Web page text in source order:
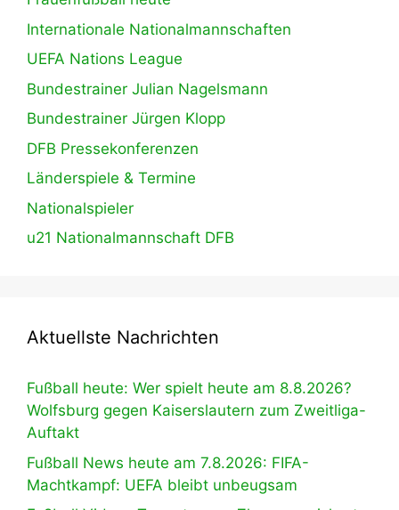
Internationale Nationalmannschaften
UEFA Nations League
Bundestrainer Julian Nagelsmann
Bundestrainer Jürgen Klopp
DFB Pressekonferenzen
Länderspiele & Termine
Nationalspieler
u21 Nationalmannschaft DFB
Aktuellste Nachrichten
Fußball heute: Wer spielt heute am 8.8.2026?
Wolfsburg gegen Kaiserslautern zum Zweitliga-
Auftakt
Fußball News heute am 7.8.2026: FIFA-
Machtkampf: UEFA bleibt unbeugsam